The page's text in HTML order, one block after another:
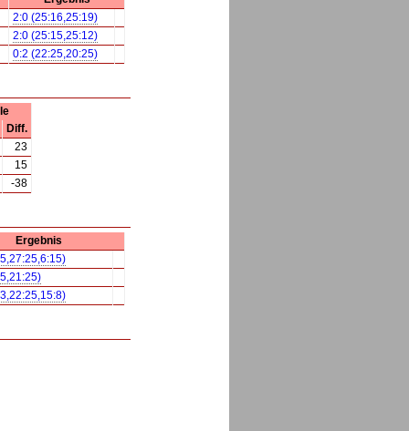
2:0 (25:16,25:19)
2:0 (25:15,25:12)
0:2 (22:25,20:25)
Diff.
23
15
-38
Ergebnis